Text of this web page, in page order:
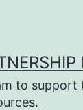
to